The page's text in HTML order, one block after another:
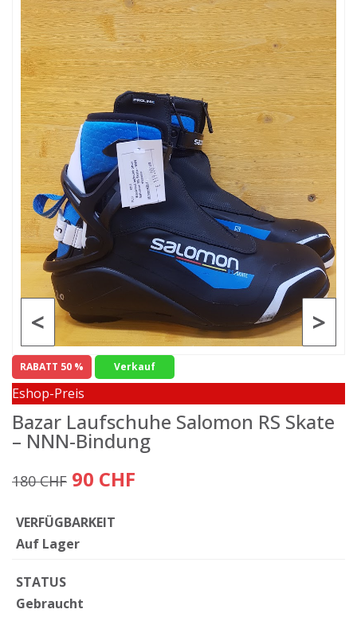
>
<
RABATT 50 % Verkauf
Eshop-Preis
Bazar Laufschuhe Salomon RS Skate
– NNN-Bindung
180 CHF 90 CHF
VERFÜGBARKEIT
Auf Lager
STATUS
Gebraucht